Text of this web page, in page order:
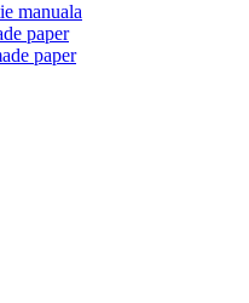
manuala
paper
paper